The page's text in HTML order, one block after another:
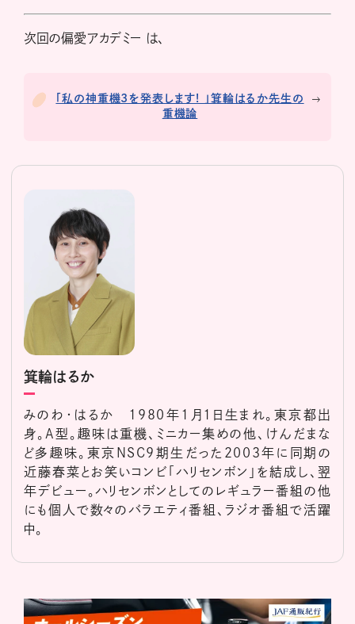
次回の偏愛アカデミー は、
「私の神重機3を発表します! 」箕輪はるか先生の
重機論
箕輪はるか
みのわ・はるか 1980年1月1日生まれ。東京都出
身。A型。趣味は重機、ミニカー集めの他、けんだまな
ど多趣味。東京NSC9期生だった2003年に同期の
近藤春菜とお笑いコンビ「ハリセンボン」を結成し、翌
年デビュー。ハリセンボンとしてのレギュラー番組の他
にも個人で数々のバラエティ番組、ラジオ番組で活躍
中。